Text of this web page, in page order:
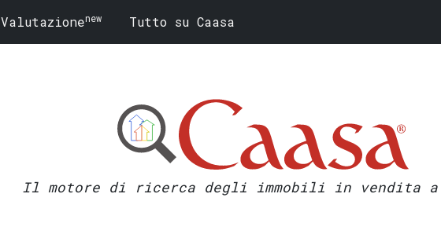
Valutazionenew Tutto su Caasa
Il motore di ricerca degli immobili in vendita a